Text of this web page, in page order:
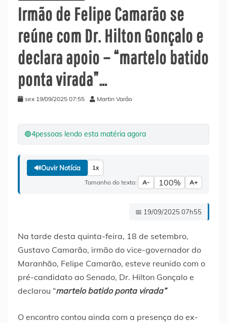
Irmão de Felipe Camarão se
reúne com Dr. Hilton Gonçalo e
declara apoio – “martelo batido
ponta virada”…
sex 19/09/2025 07:55 Martin Varão
🟢4pessoas lendo esta matéria agora
🔊Ouvir Notícia 1x
Tamanho do texto: A- 100% A+
📅 19/09/2025 07h55
Na tarde desta quinta-feira, 18 de setembro,
Gustavo Camarão, irmão do vice-governador do
Maranhão, Felipe Camarão, esteve reunido com o
pré-candidato ao Senado, Dr. Hilton Gonçalo e
declarou “martelo batido ponta virada”
O encontro contou ainda com a presença do ex-